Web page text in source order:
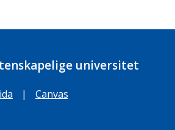
universitet
| Canvas